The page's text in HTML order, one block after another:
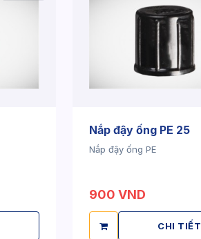
Nắp đậy ống PE 25
Nắp đậy ống PE
900 VND
CHI TIẾT